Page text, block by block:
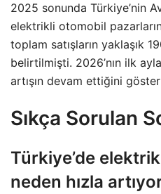
2025 sonunda Türkiye’nin
elektrikli otomobil
toplam satışların yaklaşık
belirtilmişti. 2026’nın ilk
artışın devam ettiğini
Sıkça Sorulan
Türkiye’de
neden hızla